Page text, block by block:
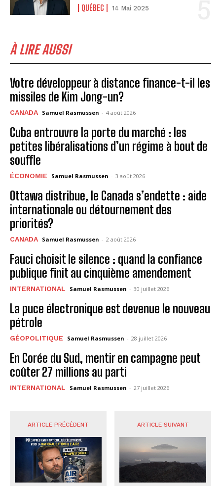
QUÉBEC 14 Mai 2025
À LIRE AUSSI
Votre développeur à distance finance-t-il les
missiles de Kim Jong-un?
CANADA Samuel Rasmussen - 4 août 2026
Cuba entrouvre la porte du marché : les
petites libéralisations d’un régime à bout de
souffle
ÉCONOMIE Samuel Rasmussen - 3 août 2026
Ottawa distribue, le Canada s’endette : aide
internationale ou détournement des
priorités?
CANADA Samuel Rasmussen - 2 août 2026
Fauci choisit le silence : quand la confiance
publique finit au cinquième amendement
INTERNATIONAL Samuel Rasmussen - 30 juillet 2026
La puce électronique est devenue le nouveau
pétrole
GÉOPOLITIQUE Samuel Rasmussen - 28 juillet 2026
En Corée du Sud, mentir en campagne peut
coûter 27 millions au parti
INTERNATIONAL Samuel Rasmussen - 27 juillet 2026
ARTICLE PRÉCÉDENT ARTICLE SUIVANT